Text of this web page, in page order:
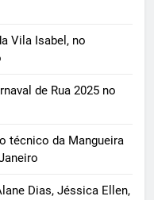
Vila Isabel, no
de Rua 2025 no
técnico da Mangueira
Dias, Jéssica Ellen,